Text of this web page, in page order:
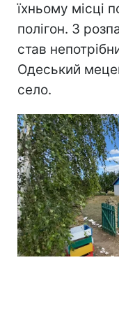
їхньому місці
полігон. З
став
Одеський
село.